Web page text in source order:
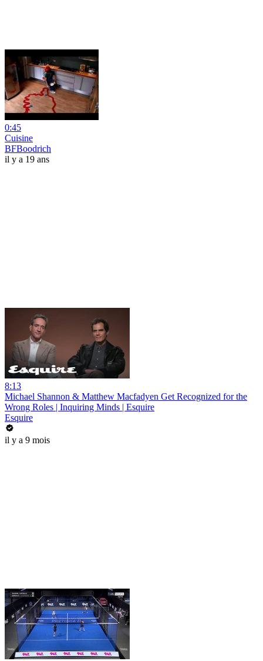
0:45
Cuisine
BFBoodrich
il y a 19 ans
8:13
Michael Shannon & Matthew Macfadyen Get Recognized for the
Wrong Roles | Inquiring Minds | Esquire
Esquire
il y a 9 mois